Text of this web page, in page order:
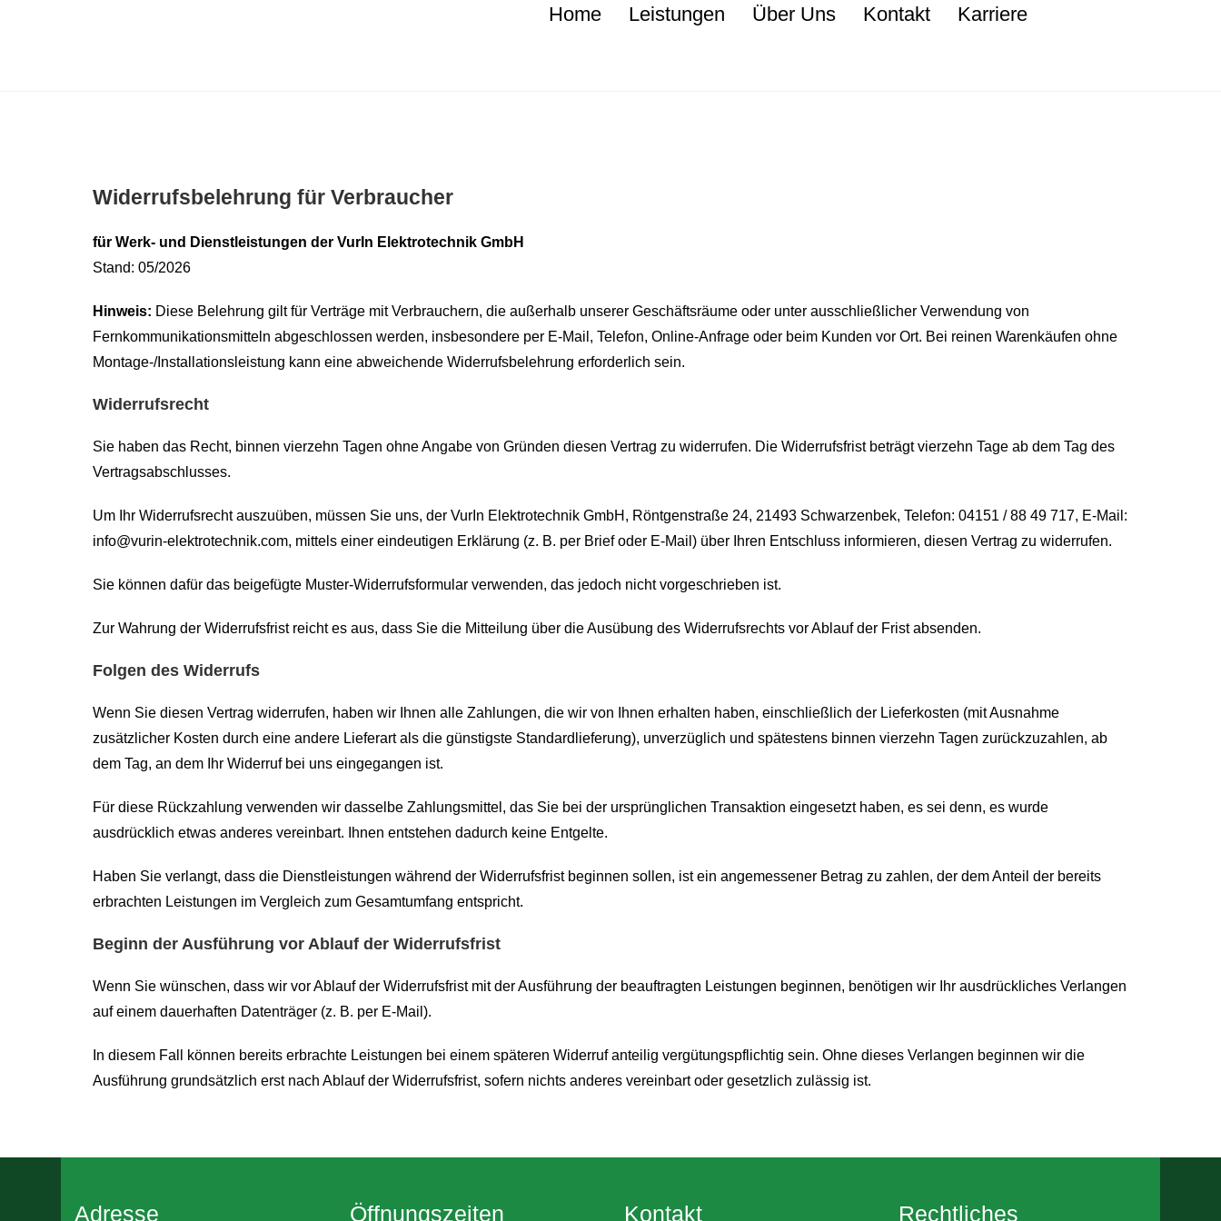
Home Leistungen Über Uns Kontakt Karriere
Widerrufsbelehrung für Verbraucher
für Werk- und Dienstleistungen der VurIn Elektrotechnik GmbH
Stand: 05/2026
Hinweis: Diese Belehrung gilt für Verträge mit Verbrauchern, die außerhalb unserer Geschäftsräume oder unter ausschließlicher Verwendung von
Fernkommunikationsmitteln abgeschlossen werden, insbesondere per E-Mail, Telefon, Online-Anfrage oder beim Kunden vor Ort. Bei reinen Warenkäufen ohne
Montage-/Installationsleistung kann eine abweichende Widerrufsbelehrung erforderlich sein.
Widerrufsrecht
Sie haben das Recht, binnen vierzehn Tagen ohne Angabe von Gründen diesen Vertrag zu widerrufen. Die Widerrufsfrist beträgt vierzehn Tage ab dem Tag des
Vertragsabschlusses.
Um Ihr Widerrufsrecht auszuüben, müssen Sie uns, der VurIn Elektrotechnik GmbH, Röntgenstraße 24, 21493 Schwarzenbek, Telefon: 04151 / 88 49 717, E-Mail:
info@vurin-elektrotechnik.com, mittels einer eindeutigen Erklärung (z. B. per Brief oder E-Mail) über Ihren Entschluss informieren, diesen Vertrag zu widerrufen.
Sie können dafür das beigefügte Muster-Widerrufsformular verwenden, das jedoch nicht vorgeschrieben ist.
Zur Wahrung der Widerrufsfrist reicht es aus, dass Sie die Mitteilung über die Ausübung des Widerrufsrechts vor Ablauf der Frist absenden.
Folgen des Widerrufs
Wenn Sie diesen Vertrag widerrufen, haben wir Ihnen alle Zahlungen, die wir von Ihnen erhalten haben, einschließlich der Lieferkosten (mit Ausnahme
zusätzlicher Kosten durch eine andere Lieferart als die günstigste Standardlieferung), unverzüglich und spätestens binnen vierzehn Tagen zurückzuzahlen, ab
dem Tag, an dem Ihr Widerruf bei uns eingegangen ist.
Für diese Rückzahlung verwenden wir dasselbe Zahlungsmittel, das Sie bei der ursprünglichen Transaktion eingesetzt haben, es sei denn, es wurde
ausdrücklich etwas anderes vereinbart. Ihnen entstehen dadurch keine Entgelte.
Haben Sie verlangt, dass die Dienstleistungen während der Widerrufsfrist beginnen sollen, ist ein angemessener Betrag zu zahlen, der dem Anteil der bereits
erbrachten Leistungen im Vergleich zum Gesamtumfang entspricht.
Beginn der Ausführung vor Ablauf der Widerrufsfrist
Wenn Sie wünschen, dass wir vor Ablauf der Widerrufsfrist mit der Ausführung der beauftragten Leistungen beginnen, benötigen wir Ihr ausdrückliches Verlangen
auf einem dauerhaften Datenträger (z. B. per E-Mail).
In diesem Fall können bereits erbrachte Leistungen bei einem späteren Widerruf anteilig vergütungspflichtig sein. Ohne dieses Verlangen beginnen wir die
Ausführung grundsätzlich erst nach Ablauf der Widerrufsfrist, sofern nichts anderes vereinbart oder gesetzlich zulässig ist.
Adresse Öffnungszeiten​ Kontakt Rechtliches​